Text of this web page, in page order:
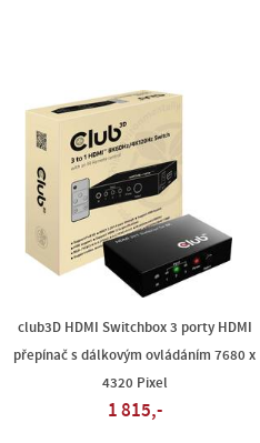
club3D HDMI Switchbox 3 porty HDMI
přepínač s dálkovým ovládáním 7680 x
4320 Pixel
1 815,-